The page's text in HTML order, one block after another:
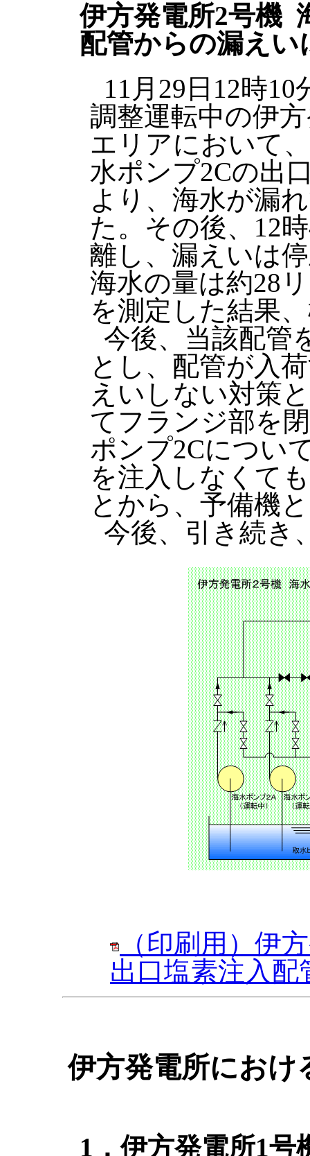
伊方発電所2号機
配管からの漏えい
11月29日12時
調整運転中の伊
エリアにおいて
水ポンプ2Cの出
より、海水が漏
た。その後、12
離し、漏えいは
海水の量は約28
を測定した結果
今後、当該配管
とし、配管が入
えいしない対策
てフランジ部を
ポンプ2Cについ
を注入しなくて
とから、予備機
今後、引き続き
（印刷用）伊
出口塩素注入配
伊方発電所におけ
1．伊方発電所1